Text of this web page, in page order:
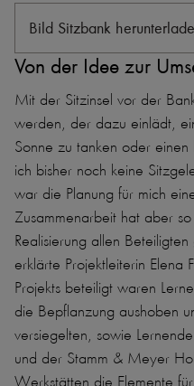
Bild Sitzbank
Von der Idee zur
Mit der Sitzinsel vor der
werden, der dazu einlädt,
Sonne zu tanken oder
ich bisher noch keine
war die Planung für mich
Zusammenarbeit hat aber
Realisierung allen
erklärte Projektleiterin Elena
Projekts beteiligt waren
die Bepflanzung aushoben
versiegelten, sowie
und der Stamm & Meyer
Werkstätten die Elemente